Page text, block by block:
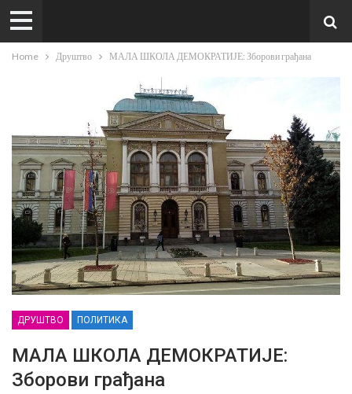
Home Друштво МАЛА ШКОЛА ДЕМОКРАТИЈЕ: Зборови грађана
ДРУШТВО ПОЛИТИКА
МАЛА ШКОЛА ДЕМОКРАТИЈЕ:
Зборови грађана